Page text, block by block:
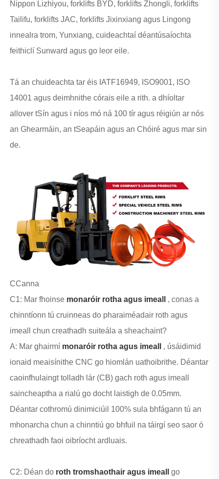
Nippon Lizhiyou, forklifts BYD, forklifts Zhongli, forklifts
Tailifu, forklifts JAC, forklifts Jixinxiang agus Lingong
innealra trom, Yunxiang, cuideachtaí déantúsaíochta
feithiclí Sunward agus go leor eile.
Tá an chuideachta tar éis IATF16949, ISO9001, ISO
14001 agus deimhnithe córais eile a rith. a dhíoltar
allover tSín agus i níos mó ná 100 tír agus réigiún ar nós
an Ghearmáin, an tSeapáin agus an Chóiré agus mar sin
de.
CCanna
C1: Mar fhoinse monaróir rotha agus imeall
, conas a
chinntíonn tú cruinneas do pharaiméadair roth agus
imeall chun creathadh suiteála a sheachaint?
A: Mar ghairmí monaróir rotha agus imeall
, úsáidimid
ionaid meaisínithe CNC go hiomlán uathoibrithe. Déantar
caoinfhulaingt tolladh lár (CB) gach roth agus imeall
saincheaptha a rialú go docht laistigh de 0.05mm.
Déantar cothromú dinimiciúil 100% sula bhfágann tú an
mhonarcha chun a chinntiú go bhfuil na táirgí seo saor ó
chreathadh faoi oibríocht ardluais.
C2: Déan do roth tromshaothair agus imeall
go